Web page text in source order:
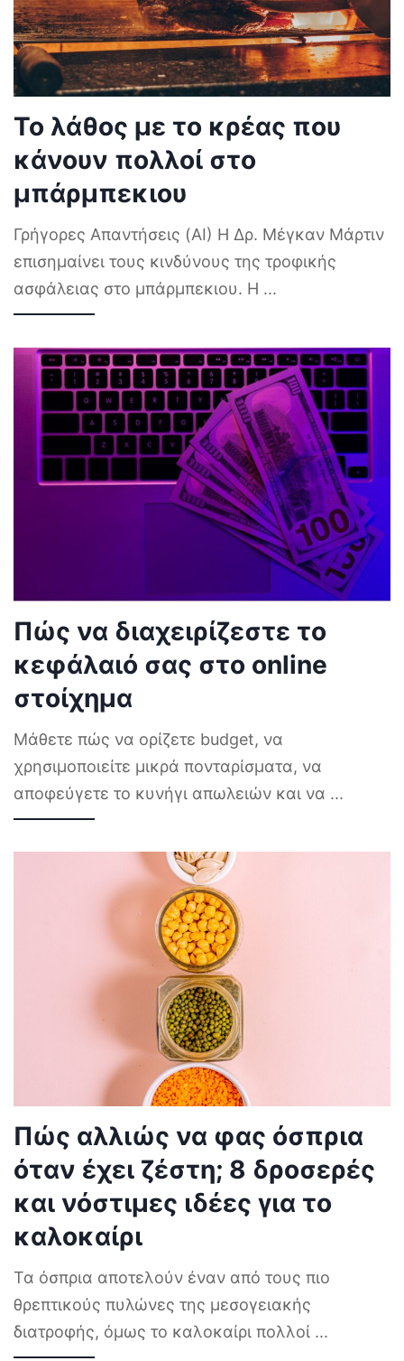
Το λάθος με το κρέας που
κάνουν πολλοί στο
μπάρμπεκιου
Γρήγορες Απαντήσεις (AI) Η Δρ. Μέγκαν Μάρτιν
επισημαίνει τους κινδύνους της τροφικής
ασφάλειας στο μπάρμπεκιου. Η ...
Πώς να διαχειρίζεστε το
κεφάλαιό σας στο online
στοίχημα
Μάθετε πώς να ορίζετε budget, να
χρησιμοποιείτε μικρά πονταρίσματα, να
αποφεύγετε το κυνήγι απωλειών και να ...
Πώς αλλιώς να φας όσπρια
όταν έχει ζέστη; 8 δροσερές
και νόστιμες ιδέες για το
καλοκαίρι
Τα όσπρια αποτελούν έναν από τους πιο
θρεπτικούς πυλώνες της μεσογειακής
διατροφής, όμως το καλοκαίρι πολλοί ...